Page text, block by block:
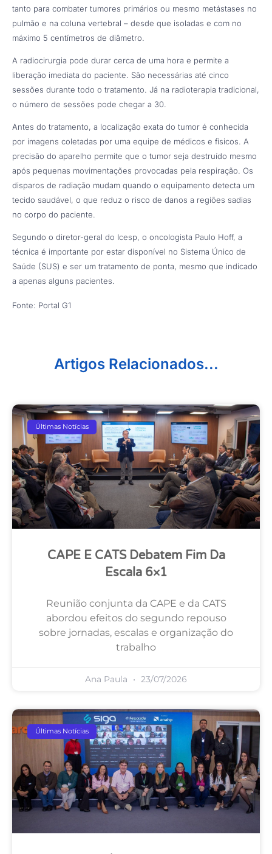
tanto para combater tumores primários ou mesmo metástases no
pulmão e na coluna vertebral – desde que isoladas e com no
máximo 5 centímetros de diâmetro.
A radiocirurgia pode durar cerca de uma hora e permite a
liberação imediata do paciente. São necessárias até cinco
sessões durante todo o tratamento. Já na radioterapia tradicional,
o número de sessões pode chegar a 30.
Antes do tratamento, a localização exata do tumor é conhecida
por imagens coletadas por uma equipe de médicos e físicos. A
precisão do aparelho permite que o tumor seja destruído mesmo
após pequenas movimentações provocadas pela respiração. Os
disparos de radiação mudam quando o equipamento detecta um
tecido saudável, o que reduz o risco de danos a regiões sadias
no corpo do paciente.
Segundo o diretor-geral do Icesp, o oncologista Paulo Hoff, a
técnica é importante por estar disponível no Sistema Único de
Saúde (SUS) e ser um tratamento de ponta, mesmo que indicado
a apenas alguns pacientes.
Fonte: Portal G1
Artigos Relacionados...
Últimas Notícias
CAPE E CATS Debatem Fim Da
Escala 6×1
Reunião conjunta da CAPE e da CATS
abordou efeitos do segundo repouso
sobre jornadas, escalas e organização do
trabalho
Ana Paula 23/07/2026
Últimas Notícias